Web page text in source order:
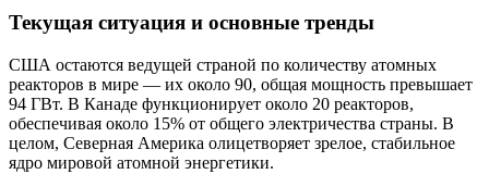
Текущая ситуация и основные тренды
США остаются ведущей страной по количеству атомных
реакторов в мире — их около 90, общая мощность превышает
94 ГВт. В Канаде функционирует около 20 реакторов,
обеспечивая около 15% от общего электричества страны. В
целом, Северная Америка олицетворяет зрелое, стабильное
ядро мировой атомной энергетики.